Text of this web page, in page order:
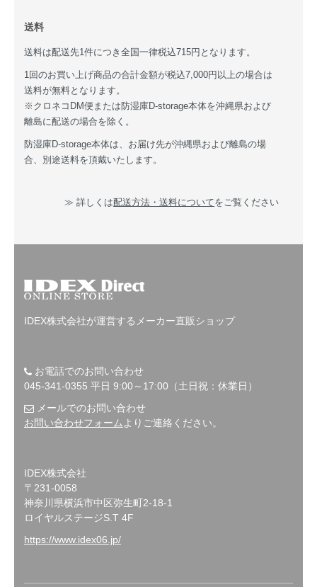
送料
送料は配送先1件につき全国一律税込715円となります。
1回のお買い上げ商品の合計金額が税込7,000円以上の場合は
送料が無料となります。
※クロネコDM便または防湿庫D-storage本体を沖縄県および
離島に配送の場合を除く。
防湿庫D-storage本体は、お届け先が沖縄県および離島の場
合、別途送料を頂戴いたします。
≫ 詳しくは配送方法・送料についてをご覧ください
IDEX株式会社が運営するメーカー直販ショップ
お電話でのお問い合わせ
045-341-0355 平日 9:00～17:00（土日祝：休業日）
メールでのお問い合わせ
お問い合わせフォーム よりご連絡ください。
IDEX株式会社
〒231-0058
神奈川県横浜市中区弥生町2-18-1
ロイヤルステージS.T 4F
https://www.idex06.jp/